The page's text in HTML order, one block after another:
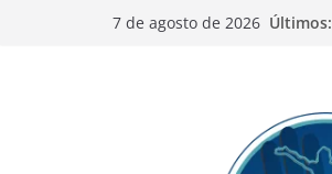
7 de agosto de 2026 Últimos: